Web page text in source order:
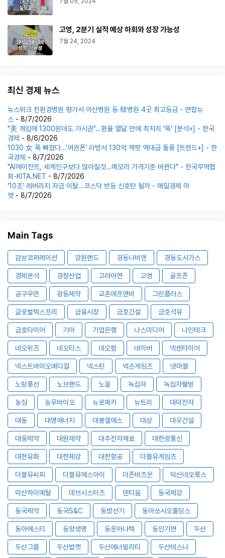
고영, 2분기 실적 예상 하회와 성장 가능성
7월 24, 2024
최신 경제 뉴스
뉴스위크 친환경병원 평가서 아산병원 등 韓병원 4곳 최고등급 - 연합뉴
스 - 8/7/2026
"美 개입에 1300원대도 가시권"…환율 열달 만에 최저치 '뚝' [분석+] - 한국
경제 - 8/6/2026
1030 女 푹 빠졌다…'여권폰' 라방서 130억 잭팟 역대급 돌풍 [트렌드+] - 한
국경제 - 8/7/2026
"AI에이전트, 세계인구보다 많아질것…메모리 가격기준 바뀐다" - 한국무역협
회-KITA.NET - 8/7/2026
‘10조’ 레버리지 자금 이탈…코스닥 반등 신호탄 될까 - 매일경제 마
켓 - 8/7/2026
Main Tags
감성코퍼레이션 강원랜드 경동나비엔 경동도시가스
경제분석 경창산업 고려아연 고영 골프존
공구우먼 광동제약 교촌에프앤비 그린플러스
글로벌텍스프리 금융시장 금호건설 금호석유
금호타이어 기아 기업은행 나스미디어 나인테크
네오위즈 네오티스 네오팜 네이버 넥센타이어
넥스트바이오메디컬 넥스틴 넥슨게임즈 넷마블
노랑풍선 노브랜드 노을 녹십자 녹십자웰빙
농심 농우바이오 뉴로메카 뉴트리 대덕전자
대동 대명에너지 대봉엘에스 대상 대우건설
대웅제약 대원제약 대주전자재료 대한광통신
대한유화 대한제강 대한항공 더블유게임즈
더블유씨피 더블유에스아이 더존비즈온 덕산네오룩스
덕산하이메탈 데브시스터즈 덴티움 동국제강
동국제약 동국S&C 동방선기 동아쏘시오홀딩스
동아에스티 동양생명 동운아나텍 동인기연 두산
두산그룹 두산밥캣 두산에너빌리티 두산테스나